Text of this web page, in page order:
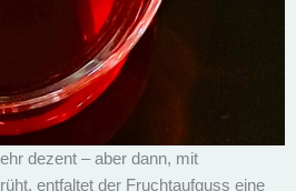
dezent – aber dann, mit
entfaltet der Fruchtaufguss eine